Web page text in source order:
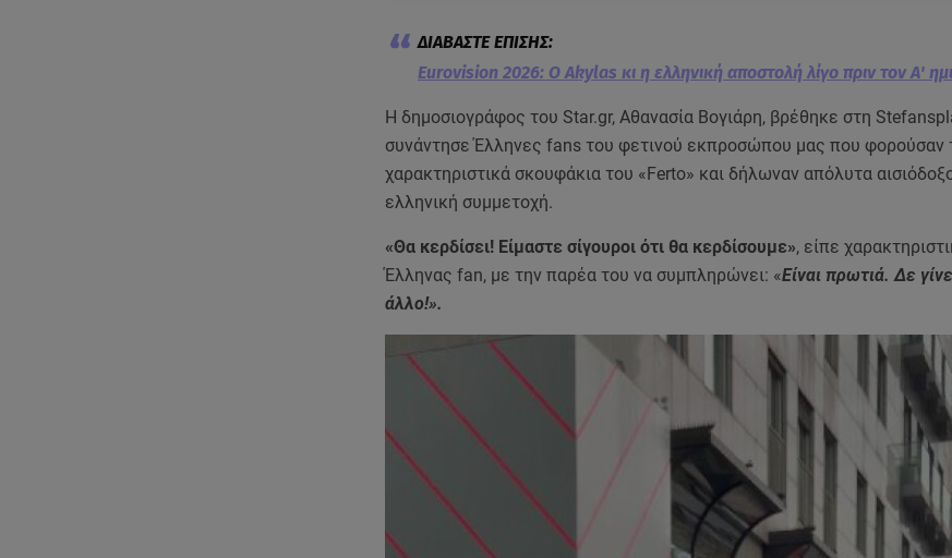
Eurovision 2026: Ο Akylas κι η ελληνική αποστολή λίγο πριν τον Α'
Η δημοσιογράφος του Star.gr, Αθανασία Βογιάρη, βρέθηκε στη
συνάντησε Έλληνες fans του φετινού εκπροσώπου μας που φορούσαν
χαρακτηριστικά σκουφάκια του «Ferto» και δήλωναν απόλυτα
ελληνική συμμετοχή.
«Θα κερδίσει! Είμαστε σίγουροι ότι θα κερδίσουμε», είπε
Έλληνας fan, με την παρέα του να συμπληρώνει: «Είναι πρωτιά. Δε
άλλο!».